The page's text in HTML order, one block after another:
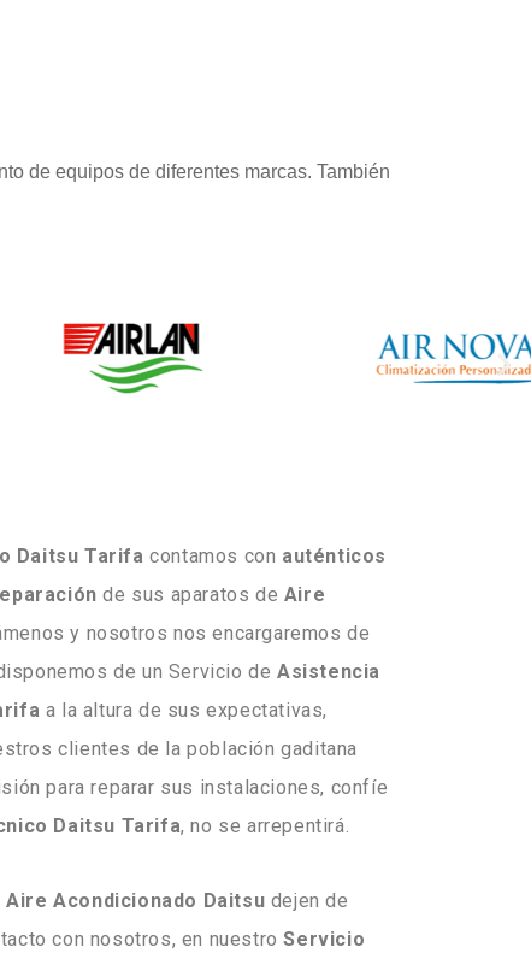
de equipos de diferentes marcas. También
Daitsu Tarifa contamos con auténticos
de sus aparatos de Aire
y nosotros nos encargaremos de
de un Servicio de Asistencia
a la altura de sus expectativas,
clientes de la población gaditana
para reparar sus instalaciones, confíe
Daitsu Tarifa, no se arrepentirá.
Aire Acondicionado Daitsu dejen de
con nosotros, en nuestroServicio